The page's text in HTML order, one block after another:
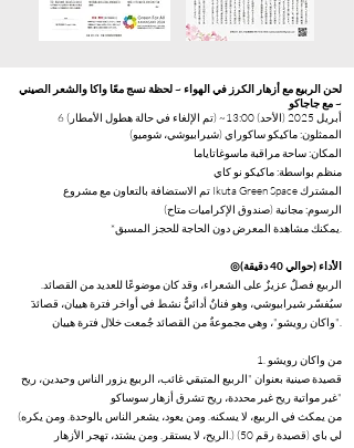
لحن الربيع مع أزهار الكرز في الهواء ~ لحظة نسج معًا واكا والشعر الصيني
مع جاجاكو ~
6 أبريل 2025 (الأحد) 13:00~ (تم الإلغاء في حالة هطول الأمطار)
الممثلون: ماكيكو ساكوراي (شيرابيوشي، شوميو)
المكان: ساحة مراقبة ماسوغاتاياما
منظم بواسطة: ماكيكو نو كاي
تم الاستضافة بالتعاون مع مشروع Ikuta Green Space المشترك
الرسوم: مجانية (صندوق الإكراميات متاح)
*يمكنك مشاهدة المعرض دون الحاجة للحجز المسبق.
◎الأداء (حوالي 40 دقيقة)
الربيع فصلٌ عزيزٌ على الشعراء، وقد كان موضوعًا للعديد من القصائد.
سيُفسّر شيرابيوشي، وهو فنانٌ أدائيٌّ نشط في أواخر فترة هييان، قصائدَ
"واكان رويشو"، وهي مجموعةٌ من القصائد جُمعت خلال فترة هييان.
1. من واكان رويشو
قصيدة صينية بعنوان "الربيع المتبقي غائب، الربيع يزور الناس وحيدين، ريح
غير مواتية ريح غير محددة، ريح تشرق أزهار سوساكو"
(من يمكث في الربيع، لا يسكنه. ومن يعود، يشعر الناس بالوحدة. ومن يكره
الريح، لا يستقر. ومن يشتد، تهجر الأزهار.) لي باي (قصيدة رقم 50)